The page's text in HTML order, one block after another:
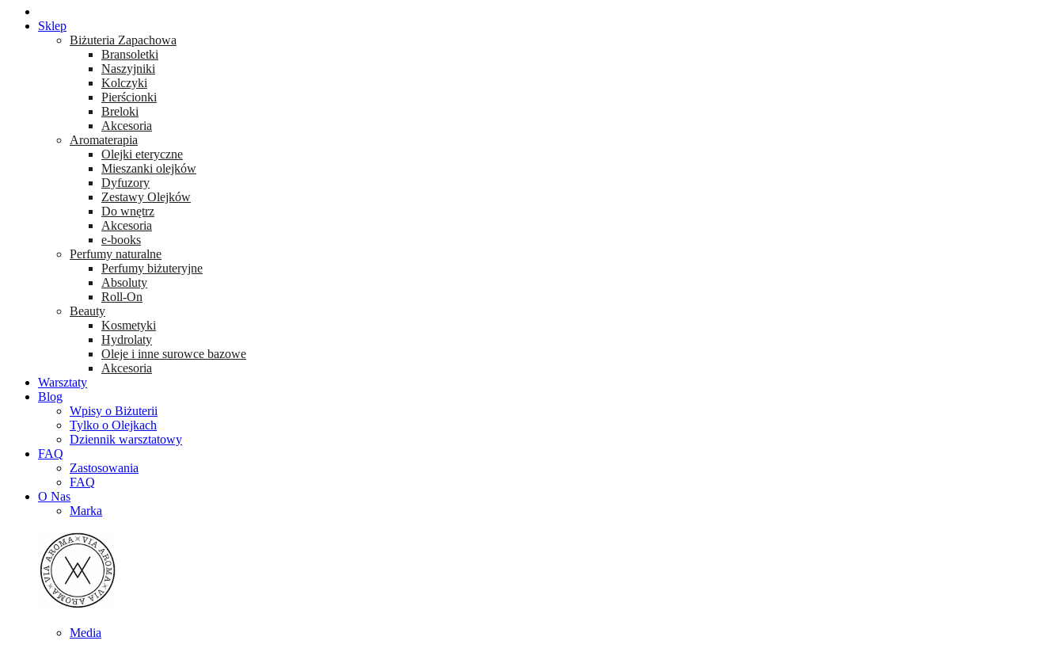
Sklep
Biżuteria Zapachowa
Bransoletki
Naszyjniki
Kolczyki
Pierścionki
Breloki
Akcesoria
Aromaterapia
Olejki eteryczne
Mieszanki olejków
Dyfuzory
Zestawy Olejków
Do wnętrz
Akcesoria
e-books
Perfumy naturalne
Perfumy biżuteryjne
Absoluty
Roll-On
Beauty
Kosmetyki
Hydrolaty
Oleje i inne surowce bazowe
Akcesoria
Warsztaty
Blog
Wpisy o Biżuterii
Tylko o Olejkach
Dziennik warsztatowy
FAQ
Zastosowania
FAQ
O Nas
Marka
Media